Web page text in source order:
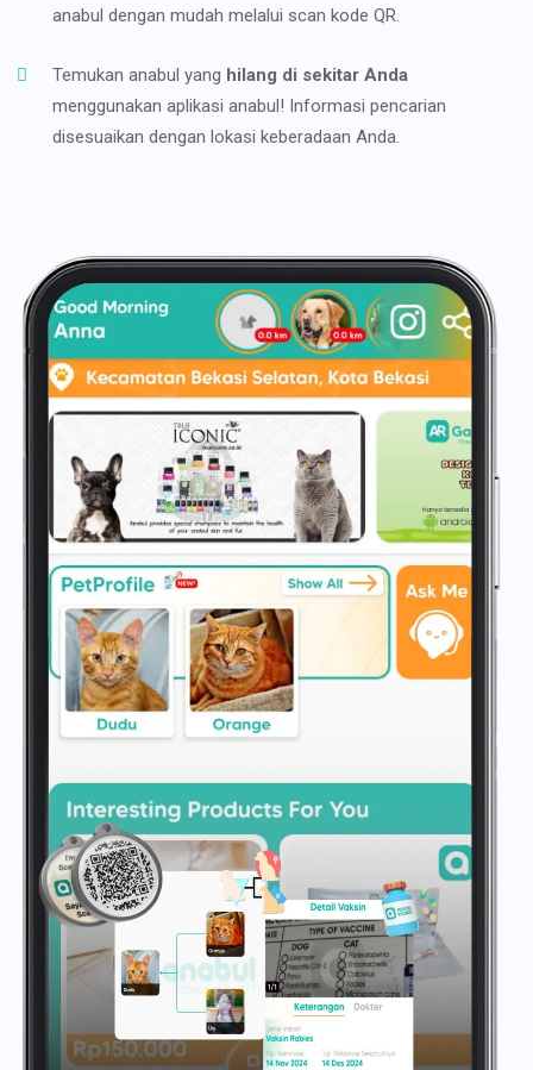
anabul dengan mudah melalui scan kode QR.
Temukan anabul yang hilang di sekitar Anda
menggunakan aplikasi anabul! Informasi pencarian
disesuaikan dengan lokasi keberadaan Anda.